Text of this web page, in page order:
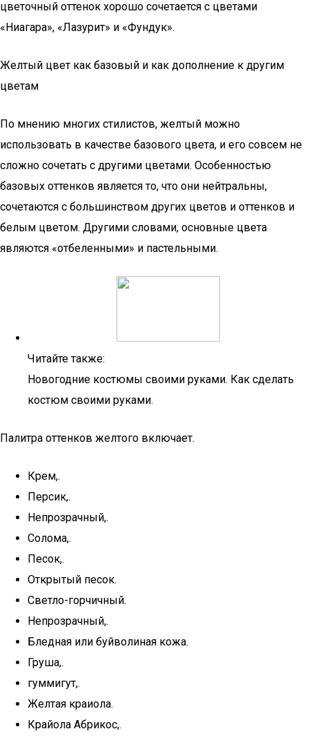
цветочный оттенок хорошо сочетается с цветами
«Ниагара», «Лазурит» и «Фундук».
Желтый цвет как базовый и как дополнение к другим
цветам
По мнению многих стилистов, желтый можно
использовать в качестве базового цвета, и его совсем не
сложно сочетать с другими цветами. Особенностью
базовых оттенков является то, что они нейтральны,
сочетаются с большинством других цветов и оттенков и
белым цветом. Другими словами, основные цвета
являются «отбеленными» и пастельными.
Читайте также:
Новогодние костюмы своими руками. Как сделать
костюм своими руками.
Палитра оттенков желтого включает.
Крем,.
Персик,.
Непрозрачный,.
Солома,.
Песок,.
Открытый песок.
Светло-горчичный.
Непрозрачный,.
Бледная или буйволиная кожа.
Груша,.
гуммигут,.
Желтая краиола.
Крайола Абрикос,.